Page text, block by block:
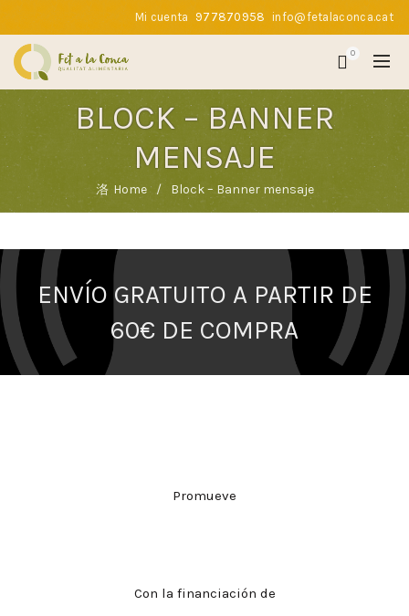
Mi cuenta 977870958 info@fetalaconca.cat
0
BLOCK – BANNER
MENSAJE
Home Block – Banner mensaje
ENVÍO GRATUITO A PARTIR DE
60€ DE COMPRA
Promueve
Con la financiación de